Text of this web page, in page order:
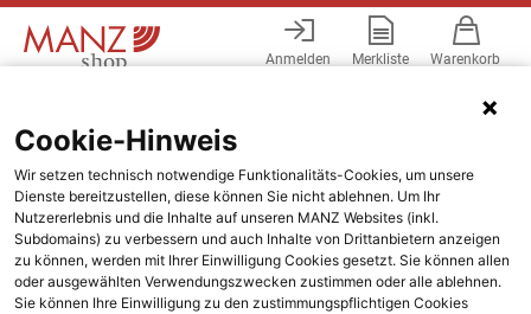
Anmelden Merkliste Warenkorb
Cookie-Hinweis
Wir setzen technisch notwendige Funktionalitäts-Cookies, um unsere
Dienste bereitzustellen, diese können Sie nicht ablehnen. Um Ihr
Nutzererlebnis und die Inhalte auf unseren MANZ Websites (inkl.
Subdomains) zu verbessern und auch Inhalte von Drittanbietern anzeigen
zu können, werden mit Ihrer Einwilligung Cookies gesetzt. Sie können allen
oder ausgewählten Verwendungszwecken zustimmen oder alle ablehnen.
Sie können Ihre Einwilligung zu den zustimmungspflichtigen Cookies